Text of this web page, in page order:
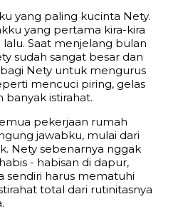
yang paling kucinta Nety.
yang pertama kira-kira
Saat menjelang bulan
sudah sangat besar dan
Nety untuk mengurus
mencuci piring, gelas
banyak istirahat.
pekerjaan rumah
jawabku, mulai dari
Nety sebenarnya nggak
- habisan di dapur,
sendiri harus mematuhi
total dari rutinitasnya